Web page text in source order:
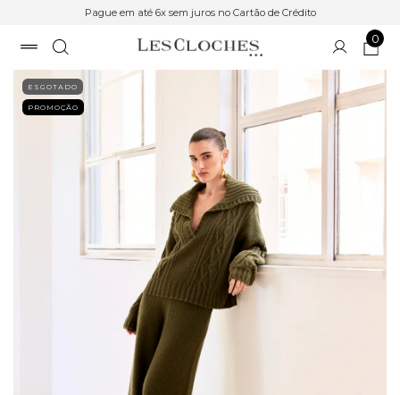
Pague em até 6x sem juros no Cartão de Crédito
0
ESGOTADO
PROMOÇÃO